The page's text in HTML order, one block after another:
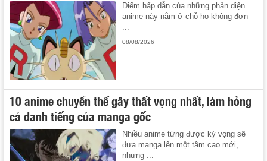
Điểm hấp dẫn của những phản diện
anime này nằm ở chỗ họ không đơn
08/08/2026
10 anime chuyển thể gây thất vọng nhất, làm hỏng
cả danh tiếng của manga gốc
Nhiều anime từng được kỳ vọng sẽ
đưa manga lên một tầm cao mới,
nhưng ...